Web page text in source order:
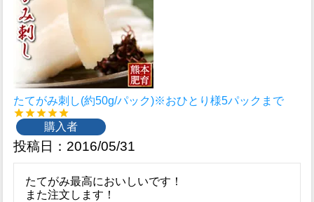
たてがみ刺し(約50g/パック)※おひとり様5パックまで
購入者
投稿日 2016/05/31
たてがみ最高においしいです！
また注文します！